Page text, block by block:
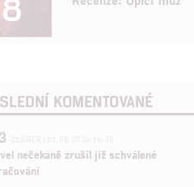
KOMENTOVANÉ
nečekaně zrušil již schválené